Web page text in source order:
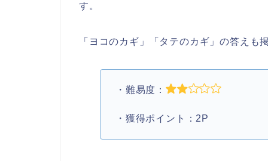
す。
「ヨコのカギ」「タテのカギ」の答え
・難易度：
・獲得ポイント：2P